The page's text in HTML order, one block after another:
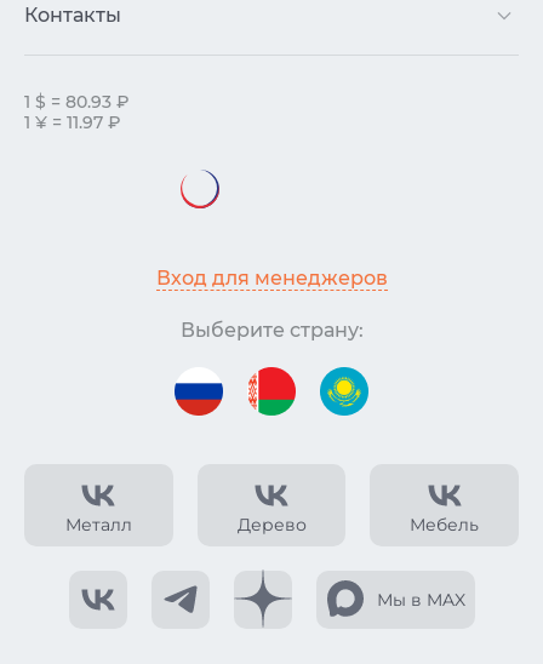
Металл Дерево Мебель
Мы в MAX
Контакты
1 $ = 80.93 ₽
1 ¥ = 11.97 ₽
Вход для менеджеров
Выберите страну: